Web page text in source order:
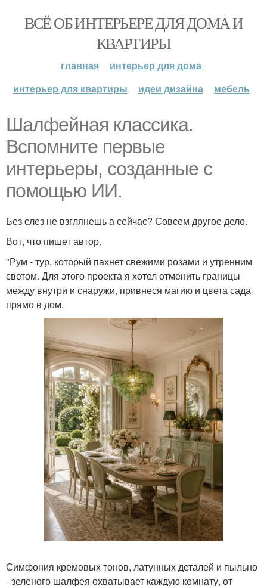
ВСЁ ОБ ИНТЕРЬЕРЕ ДЛЯ ДОМА И
КВАРТИРЫ
главная
интерьер для дома
интерьер для квартиры
идеи дизайна мебель
Шалфейная классика.
Вспомните первые
интерьеры, созданные с
помощью ИИ.
Без слез не взглянешь а сейчас? Совсем другое дело.
Вот, что пишет автор.
"Рум - тур, который пахнет свежими розами и утренним
светом. Для этого проекта я хотел отменить границы
между внутри и снаружи, привнеся магию и цвета сада
прямо в дом.
Симфония кремовых тонов, латунных деталей и пыльно
- зеленого шалфея охватывает каждую комнату, от